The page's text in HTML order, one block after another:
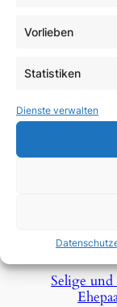
Vorlieben
Statistiken
Dienste verwalten
Selige